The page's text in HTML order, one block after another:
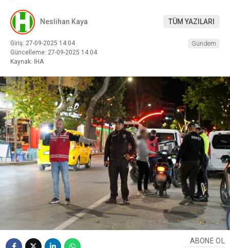
Neslihan Kaya TÜM YAZILARI
Giriş: 27-09-2025 14:04
Güncelleme: 27-09-2025 14:04
Kaynak: İHA
Gündem
ABONE OL